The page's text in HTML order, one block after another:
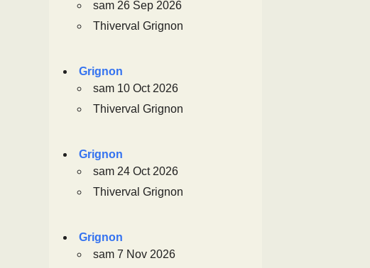
sam 26 Sep 2026
Thiverval Grignon
Grignon
sam 10 Oct 2026
Thiverval Grignon
Grignon
sam 24 Oct 2026
Thiverval Grignon
Grignon
sam 7 Nov 2026